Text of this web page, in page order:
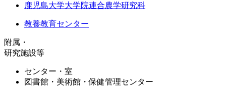
鹿児島大学大学院連合農学研究科
教養教育センター
附属・
研究施設等
センター・室
図書館・美術館・保健管理センター